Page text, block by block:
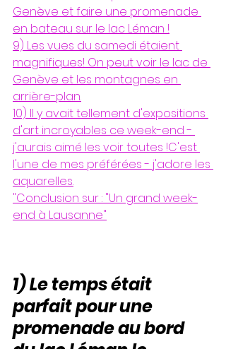
Genève et faire une promenade
en bateau sur le lac Léman !
9) Les vues du samedi étaient
magnifiques! On peut voir le lac de
Genève et les montagnes en
arrière-plan.
10) Il y avait tellement d'expositions
d'art incroyables ce week-end -
j'aurais aimé les voir toutes !C'est
l'une de mes préférées - j'adore les
aquarelles.
"Conclusion sur : "Un grand week-
end à Lausanne"
1) Le temps était
parfait pour une
promenade au bord